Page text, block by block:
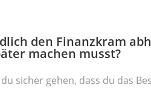
den Finanzkram
machen musst?
sicher gehen, dass du das